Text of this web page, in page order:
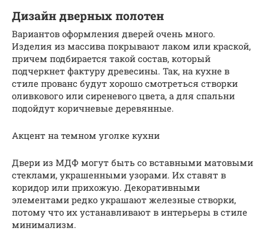
Дизайн дверных полотен
Вариантов оформления дверей очень много.
Изделия из массива покрывают лаком или краской,
причем подбирается такой состав, который
подчеркнет фактуру древесины. Так, на кухне в
стиле прованс будут хорошо смотреться створки
оливкового или сиреневого цвета, а для спальни
подойдут коричневые деревянные.
Акцент на темном уголке кухни
Двери из МДФ могут быть со вставными матовыми
стеклами, украшенными узорами. Их ставят в
коридор или прихожую. Декоративными
элементами редко украшают железные створки,
потому что их устанавливают в интерьеры в стиле
минимализм.